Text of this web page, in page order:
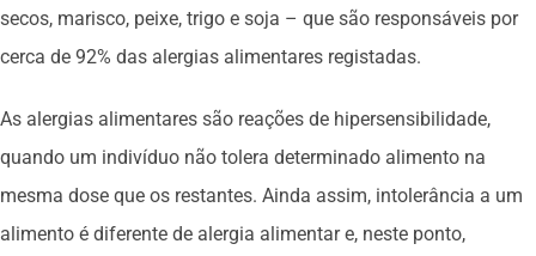
secos, marisco, peixe, trigo e soja – que são responsáveis por
cerca de 92% das alergias alimentares registadas.
As alergias alimentares são reações de hipersensibilidade,
quando um indivíduo não tolera determinado alimento na
mesma dose que os restantes. Ainda assim, intolerância a um
alimento é diferente de alergia alimentar e, neste ponto,